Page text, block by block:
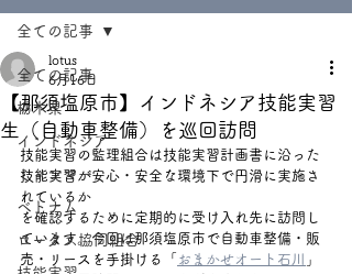
全ての記事
栃木県
インドネシア
ミャンマー
ベトナム
ロータス協同組合
全ての記事
【那須塩原市】インドネシア技能実習
生（自動車整備）を巡回訪問
lotus
6月16日
技能実習の監理組合は技能実習計画書に沿った
技能実習が安心・安全な環境下で円滑に実施さ
れているか
を確認するために定期的に受け入れ先に訪問し
ています。今回は那須塩原市で自動車整備・販
売・リースを手掛ける「 おまかせオート石川 」